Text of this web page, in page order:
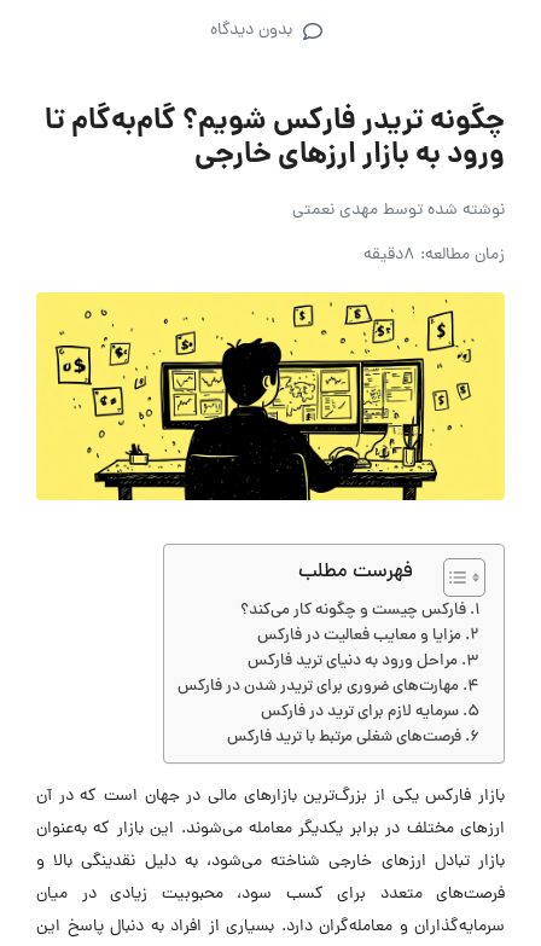
بدون دیدگاه
چگونه تریدر فارکس شویم؟ گام‌به‌گام تا
ورود به بازار ارزهای خارجی
نوشته شده توسطمهدی نعمتی
زمان مطالعه: 8دقیقه
فهرست مطلب
فارکس چیست و چگونه کار می‌کند؟
مزایا و معایب فعالیت در فارکس
مراحل ورود به دنیای ترید فارکس
مهارت‌های ضروری برای تریدر شدن در فارکس
سرمایه لازم برای ترید در فارکس
فرصت‌های شغلی مرتبط با ترید فارکس
بازار فارکس یکی از بزرگ‌ترین بازارهای مالی در جهان است که در آن
ارزهای مختلف در برابر یکدیگر معامله می‌شوند. این بازار که به‌عنوان
بازار تبادل ارزهای خارجی شناخته می‌شود، به دلیل نقدینگی بالا و
فرصت‌های متعدد برای کسب سود، محبوبیت زیادی در میان
سرمایه‌گذاران و معامله‌گران دارد. بسیاری از افراد به دنبال پاسخ این